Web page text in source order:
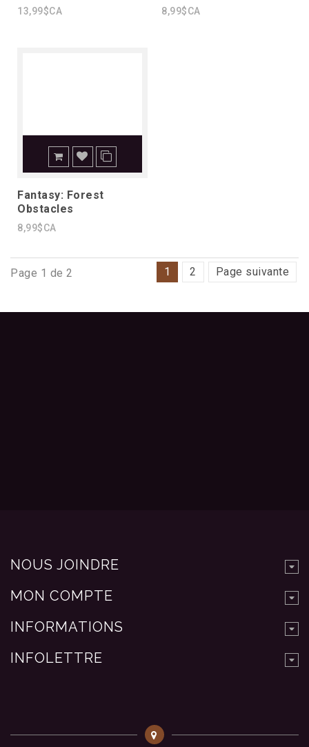
13,99$CA 8,99$CA
Fantasy: Forest
Obstacles
8,99$CA
Page 1 de 2 1 2 Page suivante
NOUS JOINDRE
MON COMPTE
INFORMATIONS
INFOLETTRE